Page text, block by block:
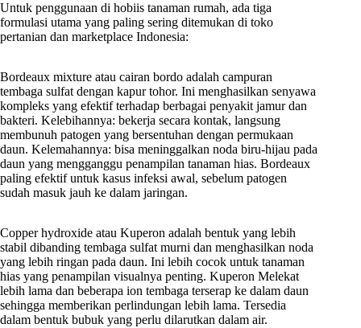
Untuk penggunaan di hobiis tanaman rumah, ada tiga
formulasi utama yang paling sering ditemukan di toko
pertanian dan marketplace Indonesia:
Bordeaux mixture atau cairan bordo adalah campuran
tembaga sulfat dengan kapur tohor. Ini menghasilkan senyawa
kompleks yang efektif terhadap berbagai penyakit jamur dan
bakteri. Kelebihannya: bekerja secara kontak, langsung
membunuh patogen yang bersentuhan dengan permukaan
daun. Kelemahannya: bisa meninggalkan noda biru-hijau pada
daun yang mengganggu penampilan tanaman hias. Bordeaux
paling efektif untuk kasus infeksi awal, sebelum patogen
sudah masuk jauh ke dalam jaringan.
Copper hydroxide atau Kuperon adalah bentuk yang lebih
stabil dibanding tembaga sulfat murni dan menghasilkan noda
yang lebih ringan pada daun. Ini lebih cocok untuk tanaman
hias yang penampilan visualnya penting. Kuperon Melekat
lebih lama dan beberapa ion tembaga terserap ke dalam daun
sehingga memberikan perlindungan lebih lama. Tersedia
dalam bentuk bubuk yang perlu dilarutkan dalam air.